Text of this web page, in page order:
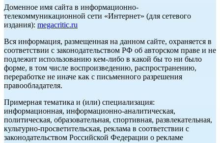
Доменное имя сайта в информационно-
телекоммуникационной сети «Интернет» (для сетевого
издания): megacritic.ru
Вся информация, размещенная на данном сайте, охраняется в
соответствии с законодательством РФ об авторском праве и не
подлежит использованию кем-либо в какой бы то ни было
форме, в том числе воспроизведению, распространению,
переработке не иначе как с письменного разрешения
правообладателя.
Примерная тематика и (или) специализация:
информационная, информационно-аналитическая,
политическая, образовательная, спортивная, развлекательная,
культурно-просветительская, реклама в соответствии с
законодательством Российской Федерации о рекламе